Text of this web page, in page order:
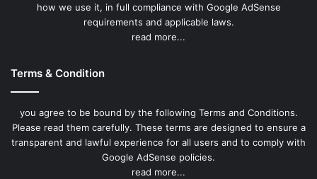
how we use it, in full compliance with Google AdSense
requirements and applicable laws.
read more...
Terms & Condition
you agree to be bound by the following Terms and Conditions.
Please read them carefully. These terms are designed to ensure a
transparent and lawful experience for all users and to comply with
Google AdSense policies.
read more...